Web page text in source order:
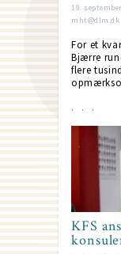
19.
mht@dlm.dk
For et
Bjærre
flere
KFS